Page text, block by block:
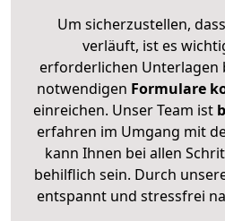
Um sicherzustellen,
verläuft, ist es
erforderlichen Unterlagen
notwendigen Formulare
einreichen. Unser Team ist
erfahren im Umgang mit
kann Ihnen bei allen
behilflich sein. Durch
entspannt und stressfrei